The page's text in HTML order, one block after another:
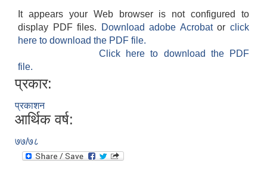
It appears your Web browser is not configured to
display PDF files.
Download adobe Acrobatorclick
here to download the PDF file.
Click here to download the PDF
file.
प्रकार:
प्रकाशन
आर्थिक वर्ष:
७७/७८